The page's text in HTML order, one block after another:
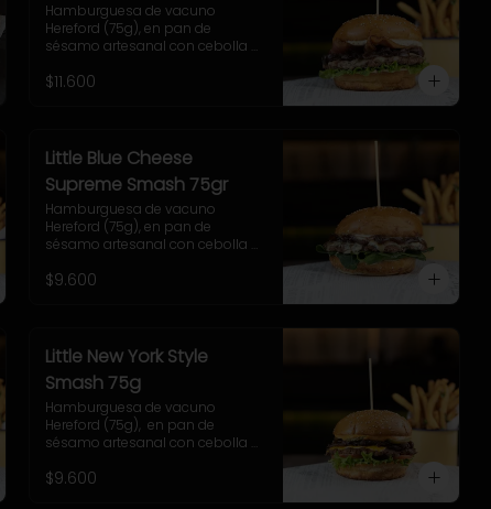
Hamburguesa de vacuno
Hereford (75g), en pan de
sésamo artesanal con cebolla
Gruyere, lechuga y salsa casera
$11.600
Little Blue Cheese
Supreme Smash 75gr
Hamburguesa de vacuno
Hereford (75g), en pan de
sésamo artesanal con cebolla
de espinaca y salsa casera de
$9.600
Little New York Style
Smash 75g
Hamburguesa de vacuno
Hereford (75g),  en pan de
sésamo artesanal con cebolla
tomate, pepinillo, salsa New York.
$9.600